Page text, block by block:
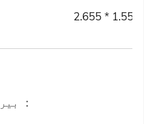
2.655 * 1.55m
بیرونی ڈیزل کینچی لفٹ ：